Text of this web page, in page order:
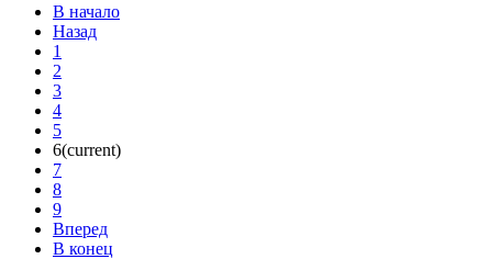
В начало
Назад
1
2
3
4
5
6(current)
7
8
9
Вперед
В конец